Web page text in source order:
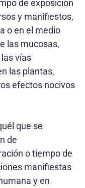
de exposición
y manifiestos,
o en el medio
las mucosas,
vías
las plantas,
efectos nocivos
que se
de
o tiempo de
manifiestas
y en